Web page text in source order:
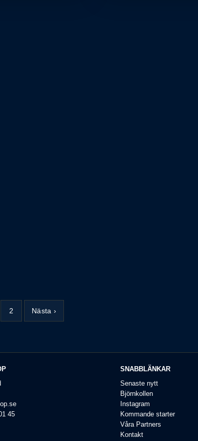
2 Nästa ›
45
SNABBLÄNKAR
Senaste nytt
Björnkollen
Instagram
Kommande starter
Våra Partners
Kontakt